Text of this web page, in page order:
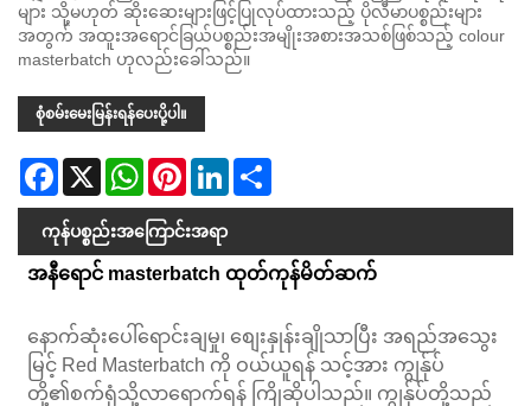
များ သို့မဟုတ် ဆိုးဆေးများဖြင့်ပြုလုပ်ထားသည့် ပိုလီမာပစ္စည်းများ
အတွက် အထူးအရောင်ခြယ်ပစ္စည်းအမျိုးအစားအသစ်ဖြစ်သည့် colour
masterbatch ဟုလည်းခေါ်သည်။
စုံစမ်းမေးမြန်းရန်ပေးပို့ပါ။
Facebook
X WhatsAppPinterestLinkedIn
ကုန်ပစ္စည်းအကြောင်းအရာ
အနီရောင် masterbatch ထုတ်ကုန်မိတ်ဆက်
နောက်ဆုံးပေါ်ရောင်းချမှု၊ စျေးနှုန်းချိုသာပြီး အရည်အသွေး
မြင့် Red Masterbatch ကို ဝယ်ယူရန် သင့်အား ကျွန်ုပ်
တို့၏စက်ရုံသို့လာရောက်ရန် ကြိုဆိုပါသည်။ ကျွန်ုပ်တို့သည်